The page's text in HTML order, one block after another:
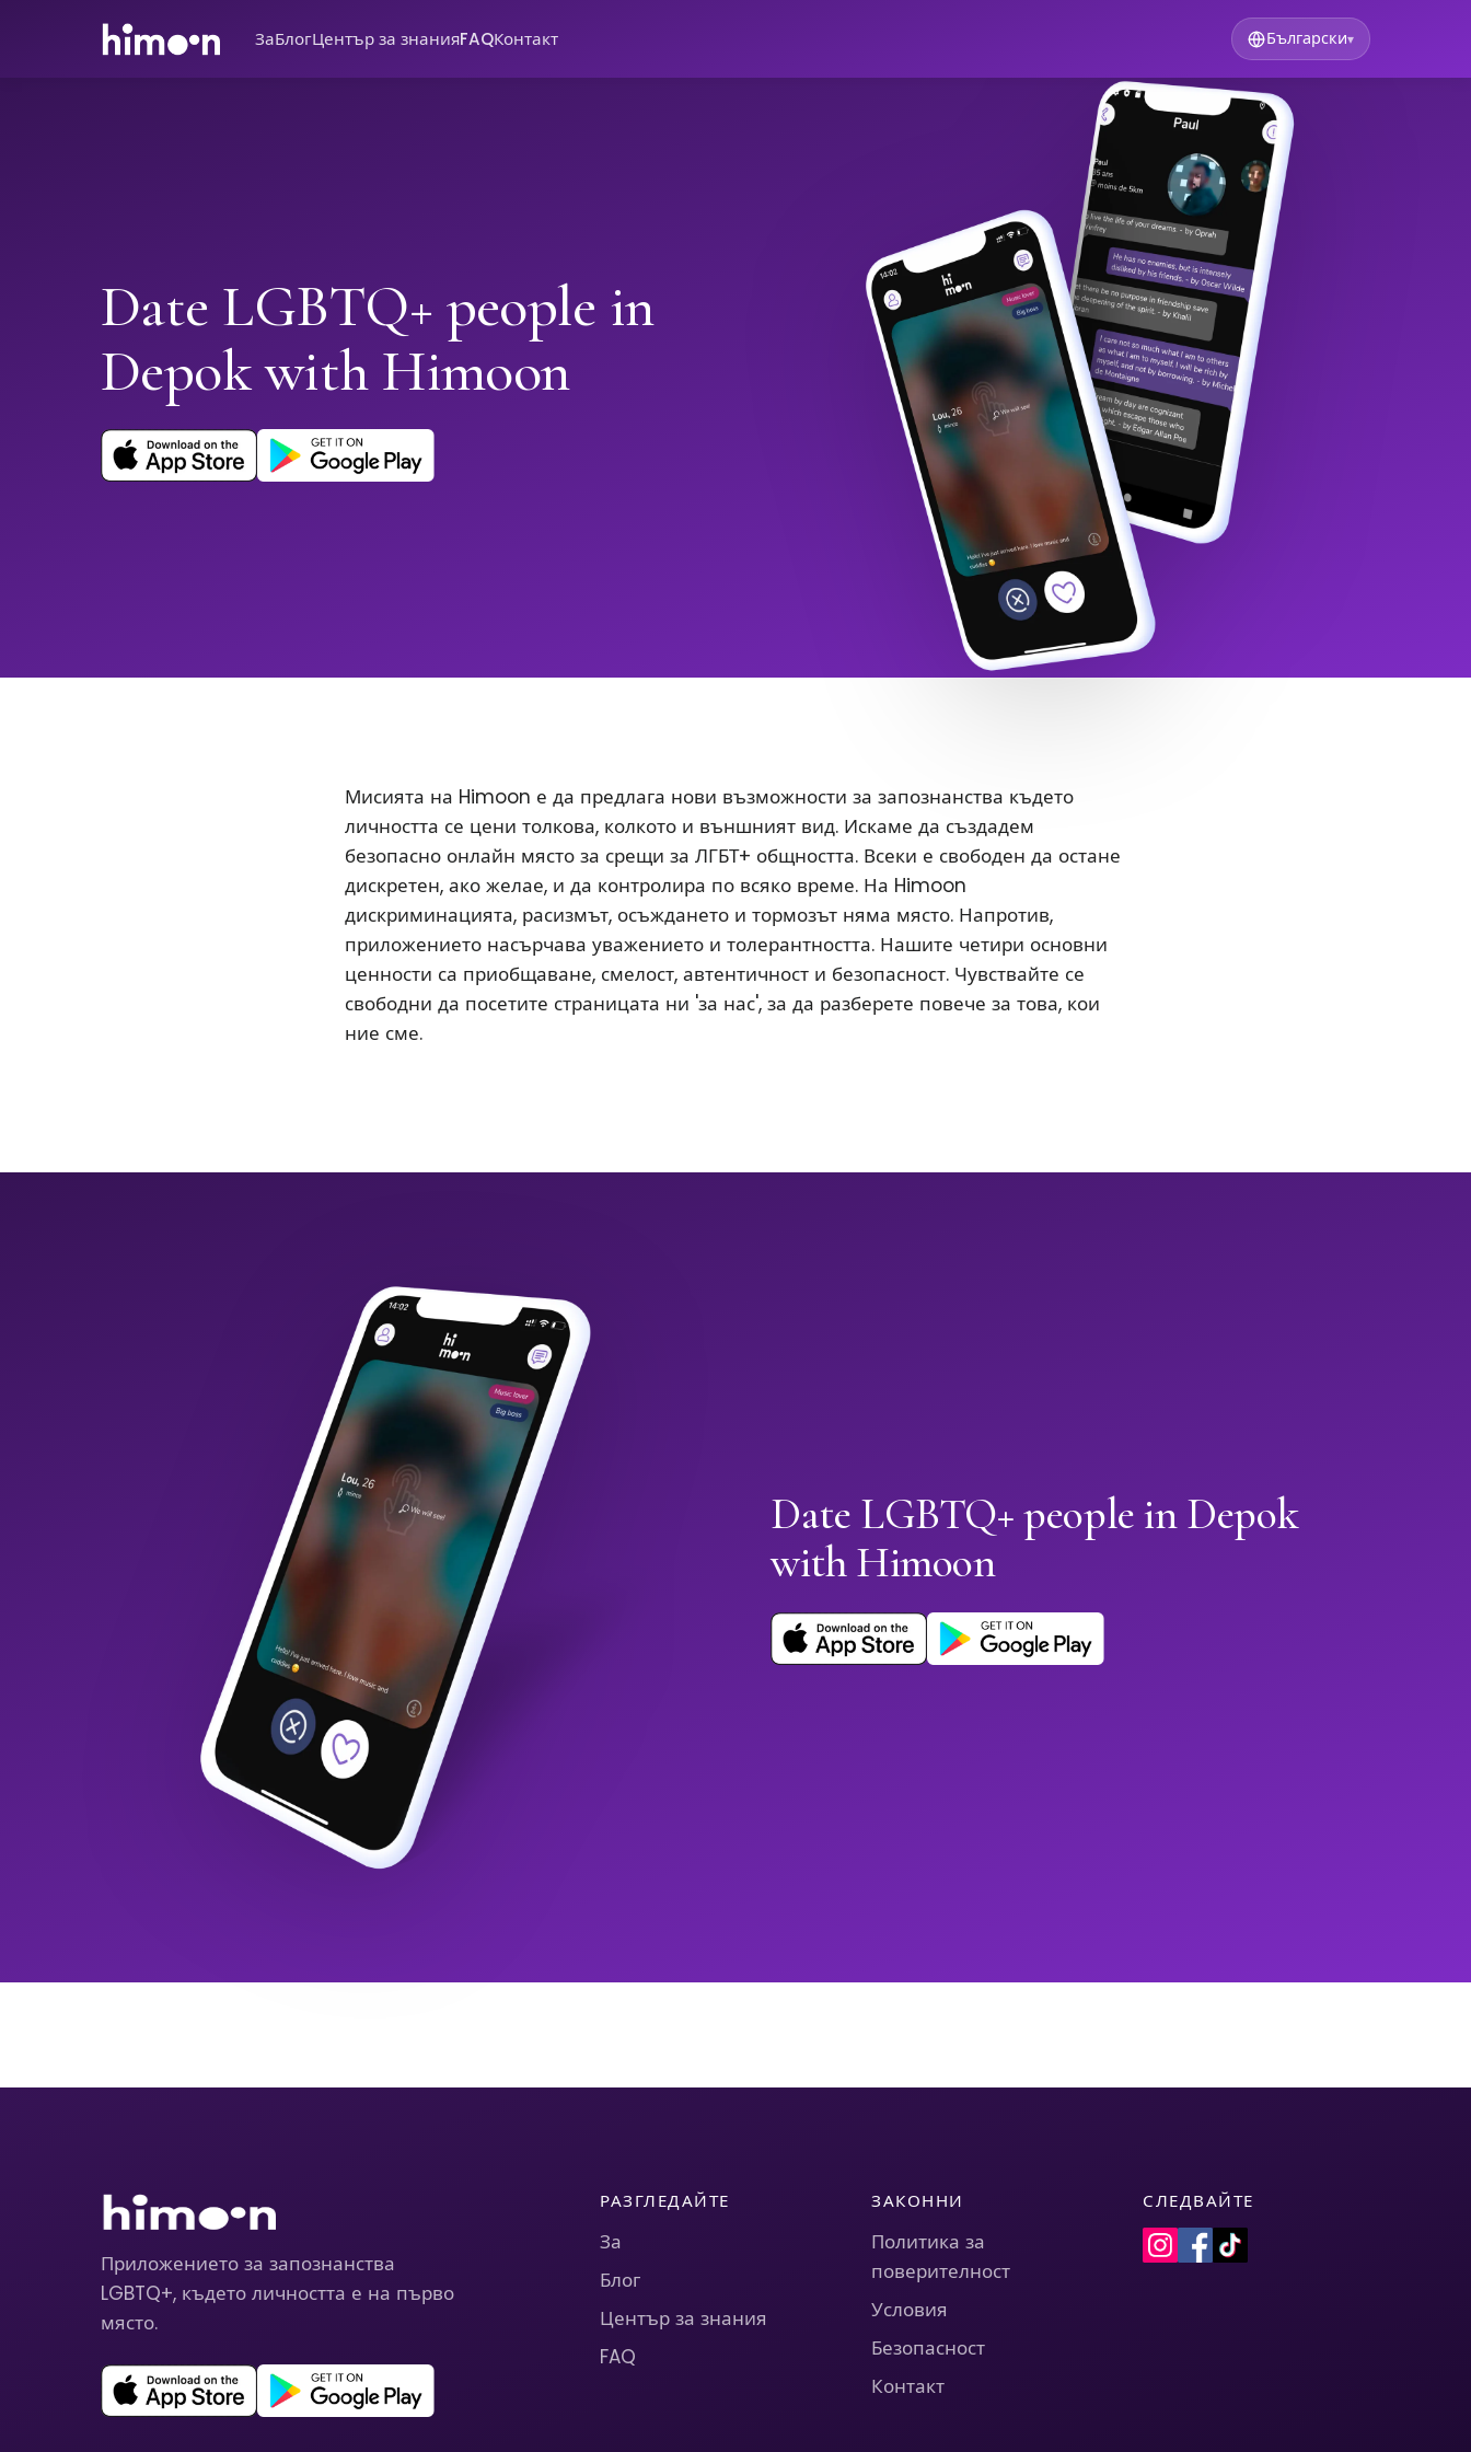
ЗаБлогЦентър за знанияFAQКонтакт Български▾
Date LGBTQ+ people in
Depok with Himoon
Мисията на Himoon е да предлага нови възможности за запознанства където
личността се цени толкова, колкото и външният вид. Искаме да създадем
безопасно онлайн място за срещи за ЛГБТ+ общността. Всеки е свободен да остане
дискретен, ако желае, и да контролира по всяко време. На Himoon
дискриминацията, расизмът, осъждането и тормозът няма място. Напротив,
приложението насърчава уважението и толерантността. Нашите четири основни
ценности са приобщаване, смелост, автентичност и безопасност. Чувствайте се
свободни да посетите страницата ни 'за нас', за да разберете повече за това, кои
ние сме.
Date LGBTQ+ people in Depok
with Himoon
Приложението за запознанства
LGBTQ+, където личността е на първо
място.
РАЗГЛЕДАЙТЕ
За
Блог
Център за знания
FAQ
ЗАКОННИ
Политика за
поверителност
Условия
Безопасност
Контакт
СЛЕДВАЙТЕ